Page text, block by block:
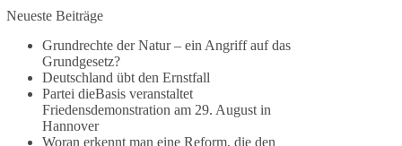
Jetzt dieBasis Sachsen-Anhalt unterstützen!
Die Landtagswahl 2026 in Sachsen-Anhalt findet
am 6. September statt. Die Inhalte stehen – jetzt
müssen sie gesehen, geteilt und diskutiert werden.
Folge unseren Kanälen:
Facebook:
Neueste Beiträge
Grundrechte der Natur – ein Angriff auf das
Grundgesetz?
Deutschland übt den Ernstfall
Partei dieBasis veranstaltet
Friedensdemonstration am 29. August in
Hannover
Woran erkennt man eine Reform, die den